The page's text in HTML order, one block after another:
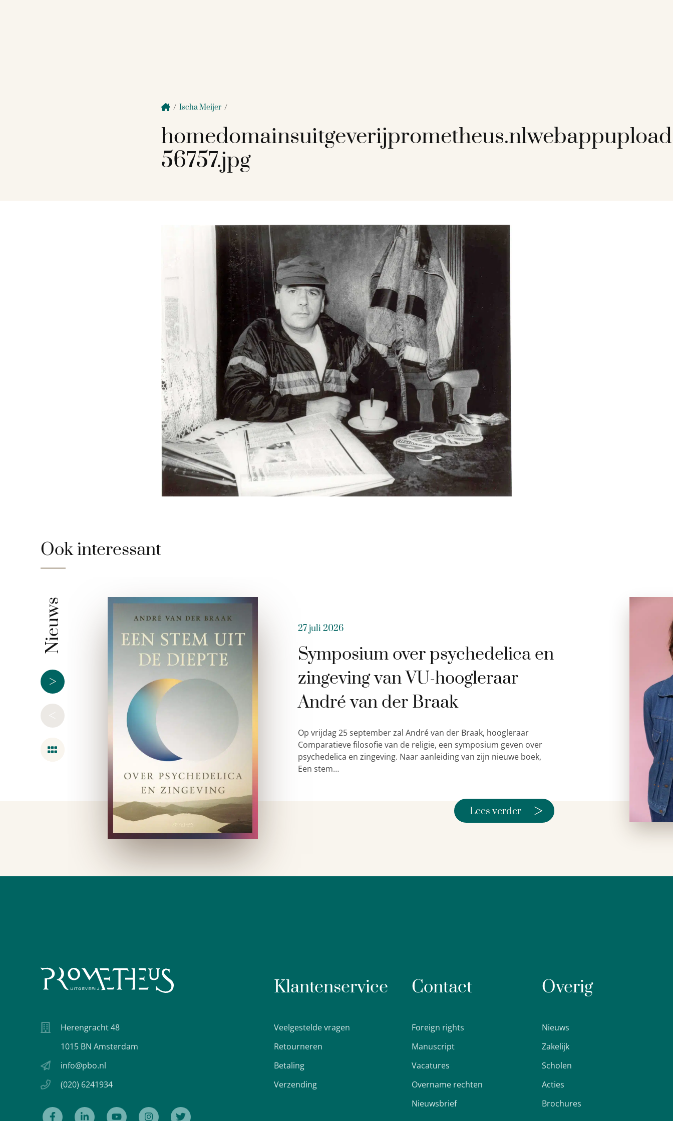
/ Ischa Meijer /
56757.jpg
Ook interessant
Nieuws
>
<
27 juli 2026
Symposium over psychedelica en
zingeving van VU-hoogleraar
André van der Braak
Op vrijdag 25 september zal André van der Braak, hoogleraar
Comparatieve filosofie van de religie, een symposium geven over
psychedelica en zingeving. Naar aanleiding van zijn nieuwe boek,
Een stem…
Lees verder >
Herengracht 48
1015 BN Amsterdam
info@pbo.nl
(020) 6241934
Klantenservice
Veelgestelde vragen
Retourneren
Betaling
Verzending
Contact
Foreign rights
Manuscript
Vacatures
Overname rechten
Nieuwsbrief
Overig
Nieuws
Zakelijk
Scholen
Acties
Brochures